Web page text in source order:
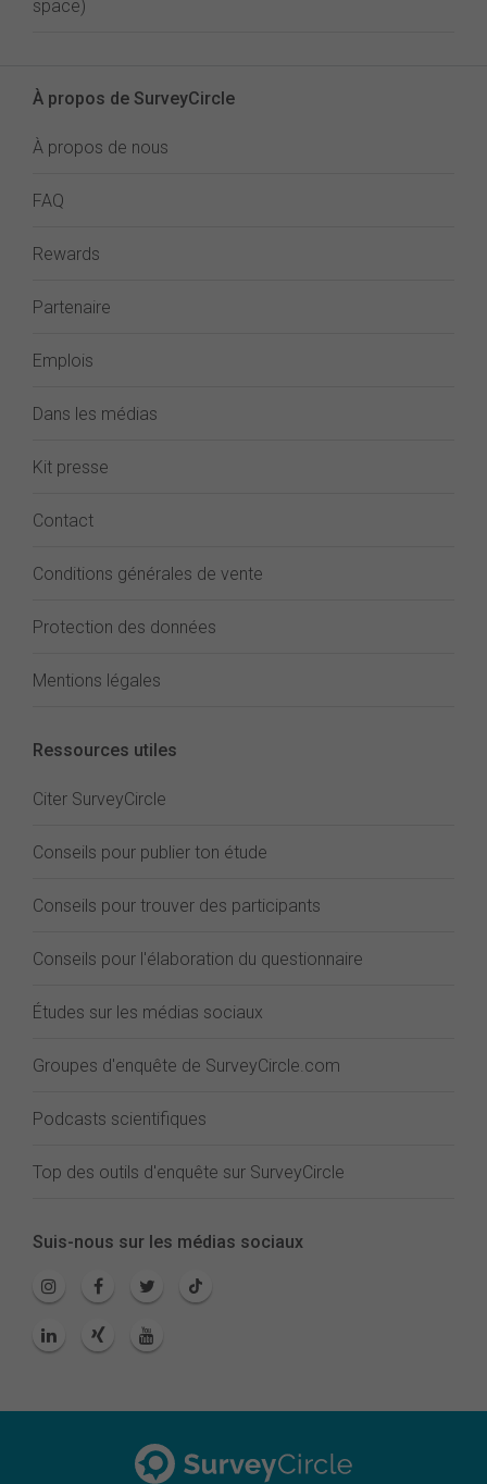
space)
À propos de SurveyCircle
À propos de nous
FAQ
Rewards
Partenaire
Emplois
Dans les médias
Kit presse
Contact
Conditions générales de vente
Protection des données
Mentions légales
Ressources utiles
Citer SurveyCircle
Conseils pour publier ton étude
Conseils pour trouver des participants
Conseils pour l'élaboration du questionnaire
Études sur les médias sociaux
Groupes d'enquête de SurveyCircle.com
Podcasts scientifiques
Top des outils d'enquête sur SurveyCircle
Suis-nous sur les médias sociaux